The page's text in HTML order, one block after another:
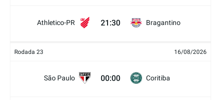
Athletico-PR 21:30 Bragantino
Rodada 23 16/08/2026
São Paulo 00:00 Coritiba